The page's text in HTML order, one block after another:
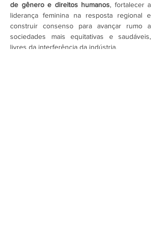
de gênero e direitos humanos, fortalecer a
liderança feminina na resposta regional e
construir consenso para avançar rumo a
sociedades mais equitativas e saudáveis,
livres da interferência da indústria.